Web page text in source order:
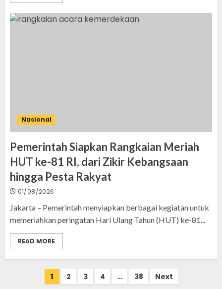
Nasional
Pemerintah Siapkan Rangkaian Meriah
HUT ke-81 RI, dari Zikir Kebangsaan
hingga Pesta Rakyat
01/08/2026
Jakarta – Pemerintah menyiapkan berbagai kegiatan untuk
memeriahkan peringatan Hari Ulang Tahun (HUT) ke-81...
READ MORE
1 2 3 4 … 38 Next